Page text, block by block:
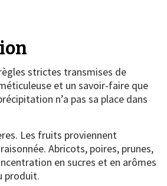
strictes transmises de
et un savoir-faire que
n’a pas sa place dans
Les fruits proviennent
Abricots, poires, prunes,
en sucres et en arômes
produit.